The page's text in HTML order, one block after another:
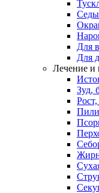
Для
Для
Лечение и
Зуд,